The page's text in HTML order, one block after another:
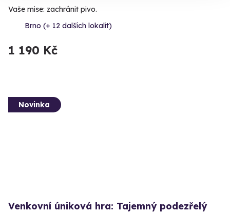
Vaše mise: zachránit pivo.
Brno (+ 12 dalších lokalit)
1 190 Kč
Novinka
Venkovní úniková hra: Tajemný podezřelý